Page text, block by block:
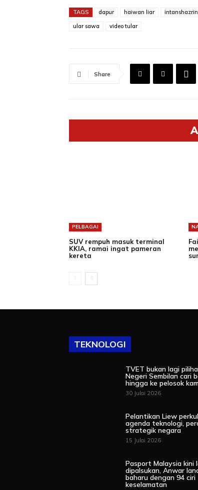
TAGS dapur haiwan liar
ular sawa
video tular
Share
PELBAGAI
SUV rempuh masuk terminal
KKIA, ramai ingat pameran
kereta
TEKNOLOGI
TVET bukan lagi
Negeri Sembilan cari
hingga ke pelosok
30 Julai 2026
Pelantikan Liew
agenda teknologi,
strategik negara
15 Julai 2026
Pasport Malaysia kini
dipalsukan, Anwar
baharu dengan 94 ciri
keselamatan